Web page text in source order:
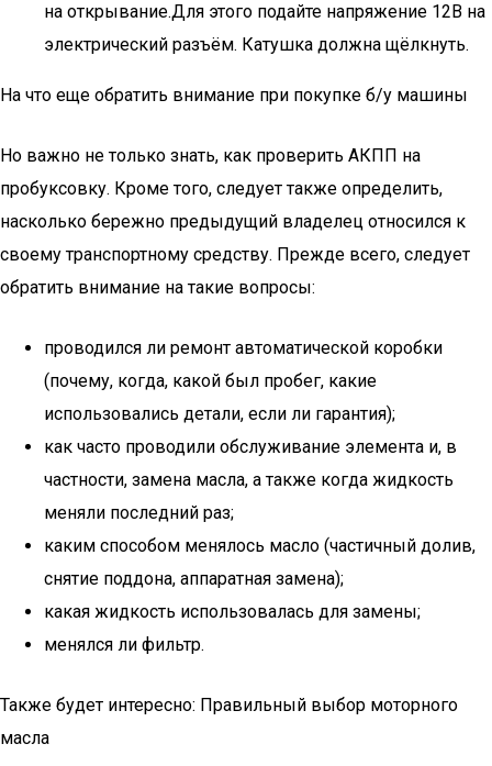
на открывание.Для этого подайте напряжение 12В на
электрический разъём. Катушка должна щёлкнуть.
На что еще обратить внимание при покупке б/у машины
Но важно не только знать, как проверить АКПП на
пробуксовку. Кроме того, следует также определить,
насколько бережно предыдущий владелец относился к
своему транспортному средству. Прежде всего, следует
обратить внимание на такие вопросы:
проводился ли ремонт автоматической коробки
(почему, когда, какой был пробег, какие
использовались детали, если ли гарантия);
как часто проводили обслуживание элемента и, в
частности, замена масла, а также когда жидкость
меняли последний раз;
каким способом менялось масло (частичный долив,
снятие поддона, аппаратная замена);
какая жидкость использовалась для замены;
менялся ли фильтр.
Также будет интересно: Правильный выбор моторного
масла